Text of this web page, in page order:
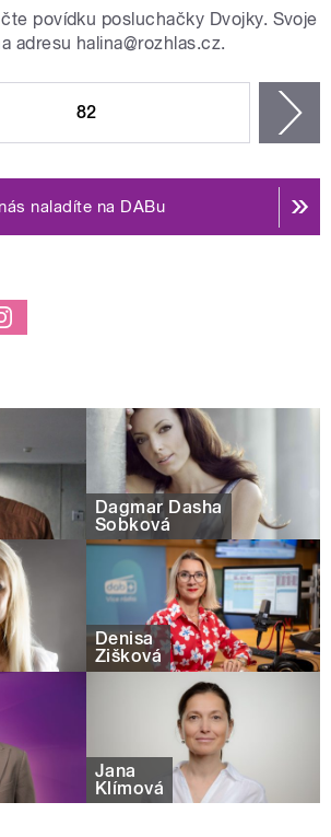
povídku posluchačky Dvojky. Svoje
adresu halina@rozhlas.cz.
82
naladíte na DABu
Dagmar Dasha
Sobková
Denisa
Žišková
Jana
Klímová